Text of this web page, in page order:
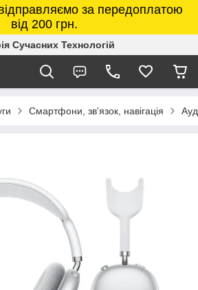
за передоплатою
від 200 грн.
Сучасних Технологій
Смартфони, зв'язок, навігація